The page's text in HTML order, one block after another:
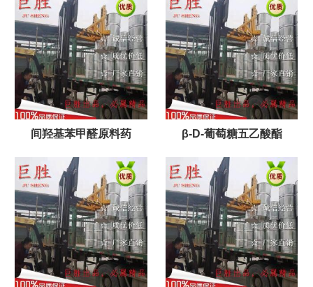
间羟基苯甲醛原料药 β-D-葡萄糖五乙酸酯